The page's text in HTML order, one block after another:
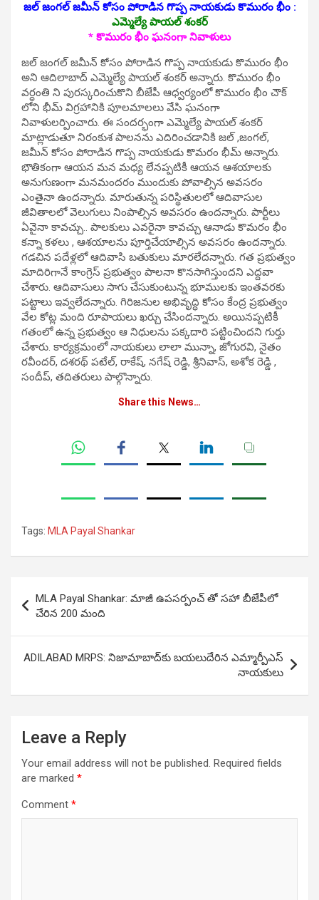
జల్ జంగల్ జమీన్ కోసం పోరాడిన గొప్ప నాయకుడు కొమురం భీం :
ఎమ్మెల్యే పాయల్ శంకర్
* కొమురం భీం ఘనంగా నివాళులు
జల్ జంగల్ జమీన్ కోసం పోరాడిన గొప్ప నాయకుడు కొమురం భీం
అని ఆదిలాబాద్ ఎమ్మెల్యే పాయల్ శంకర్ అన్నారు. కొమురం భీం
వర్ధంతి ని పురస్కరించుకొని బీజేపీ ఆధ్వర్యంలో కొమురం భీం చౌక్
లోని భీమ్ విగ్రహానికి పూలమాలలు వేసి ఘనంగా
నివాళులర్పించారు. ఈ సందర్భంగా ఎమ్మెల్యే పాయల్ శంకర్
మాట్లాడుతూ నిరంకుశ పాలనను ఎదిరించడానికి జల్ ,జంగల్,
జమీన్ కోసం పోరాడిన గొప్ప నాయకుడు కొమరం భీమ్ అన్నారు.
భౌతికంగా ఆయన మన మధ్య లేనప్పటికీ ఆయన ఆశయాలకు
అనుగుణంగా మనమందరం ముందుకు పోవాల్సిన అవసరం
ఎంతైనా ఉందన్నారు. మారుతున్న పరిస్థితులలో ఆదివాసుల
జీవితాలలో వెలుగులు నింపాల్సిన అవసరం ఉందన్నారు. పార్టీలు
ఏవైనా కావచ్చు.. పాలకులు ఎవరైనా కావచ్చు ఆనాడు కొమరం భీం
కన్నా కళలు , ఆశ‌యాల‌ను పూర్తిచేయాల్సిన అవసరం ఉందన్నారు.
గడచిన పదేళ్లలో ఆదివాసి బతుకులు మారలేదన్నారు. గత ప్రభుత్వం
మాదిరిగానే కాంగ్రెస్ ప్రభుత్వం పాలనా కొనసాగిస్తుందని ఎద్దవా
చేశారు. ఆదివాసులు సాగు చేసుకుంటున్న భూములకు ఇంతవరకు
పట్టాలు ఇవ్వలేదన్నారు. గిరిజనుల అభివృద్ధి కోసం కేంద్ర ప్రభుత్వం
వేల కోట్ల మంది రూపాయలు ఖర్చు చేసిందన్నారు. అయినప్పటికీ
గతంలో ఉన్న ప్రభుత్వం ఆ నిధులను పక్కదారి పట్టించిందని గుర్తు
చేశారు. కార్యక్రమంలో నాయకులు లాలా మున్నా, జోగుర‌వి, నైతం
రవీందర్, దశరథ్ పటేల్, రాకేష్, నగేష్ రెడ్డి, శ్రీనివాస్, అశోక రెడ్డి ,
సందీప్, తదితరులు పాల్గొన్నారు.
Share this News…
Tags: MLA Payal Shankar
navigation
MLA Payal Shankar: మాజీ ఉపసర్పంచ్ తో సహా బీజేపీలో
చేరిన 200 మంది
ADILABAD MRPS: నిజామాబాద్‌కు బ‌య‌లుదేరిన ఎమ్మార్పీఎస్
నాయకులు
Leave a Reply
Your email address will not be published. Required fields
are marked *
Comment *